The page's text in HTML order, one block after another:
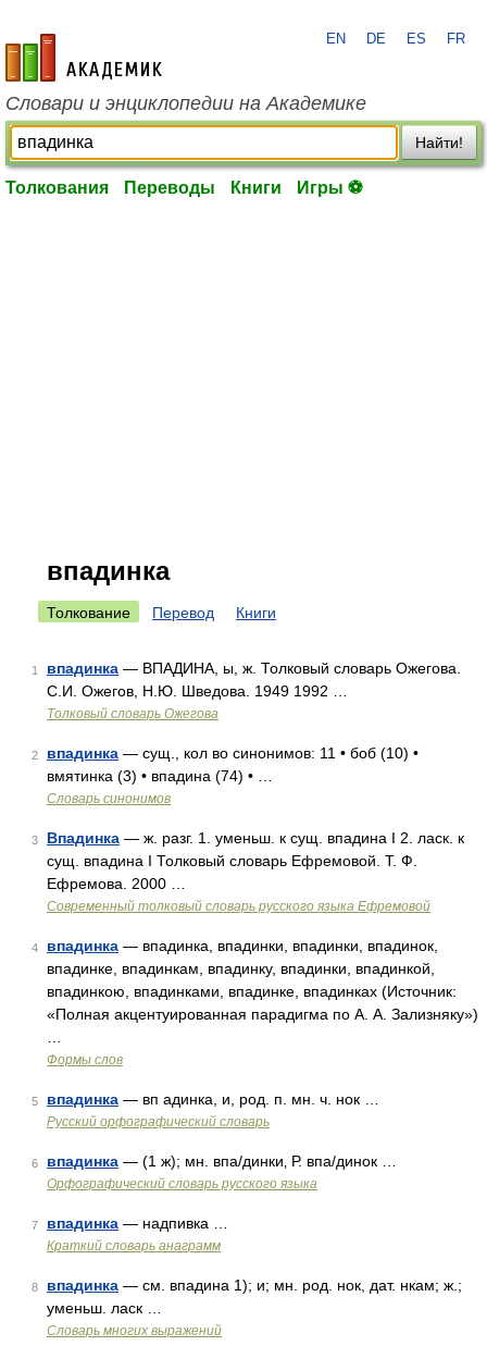
academic.ru
EN DE ES FR
Словари и энциклопедии на Академике
Найти!
Толкования Переводы Книги Игры ⚽
впадинка
Толкование Перевод Книги
1 впадинка — ВПАДИНА, ы, ж. Толковый словарь Ожегова.
С.И. Ожегов, Н.Ю. Шведова. 1949 1992 …
Толковый словарь Ожегова
2 впадинка — сущ., кол во синонимов: 11 • боб (10) •
вмятинка (3) • впадина (74) • …
Словарь синонимов
3 Впадинка — ж. разг. 1. уменьш. к сущ. впадина I 2. ласк. к
сущ. впадина I Толковый словарь Ефремовой. Т. Ф.
Ефремова. 2000 …
Современный толковый словарь русского языка Ефремовой
4 впадинка — впадинка, впадинки, впадинки, впадинок,
впадинке, впадинкам, впадинку, впадинки, впадинкой,
впадинкою, впадинками, впадинке, впадинках (Источник:
«Полная акцентуированная парадигма по А. А. Зализняку»)
Формы слов
5 впадинка — вп адинка, и, род. п. мн. ч. нок …
Русский орфографический словарь
6 впадинка — (1 ж); мн. впа/динки‚ Р. впа/динок …
Орфографический словарь русского языка
7 впадинка — надпивка …
Краткий словарь анаграмм
8 впадинка — см. впадина 1); и; мн. род. нок, дат. нкам; ж.;
уменьш. ласк …
Словарь многих выражений